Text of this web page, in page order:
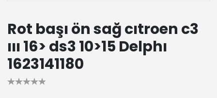
Rot başı ön sağ cıtroen c3
ııı 16> ds3 10>15 Delphı
1623141180